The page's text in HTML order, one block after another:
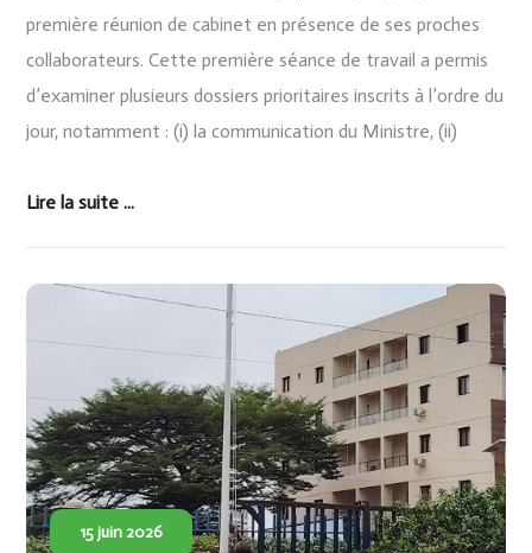
première réunion de cabinet en présence de ses proches
collaborateurs. Cette première séance de travail a permis
d’examiner plusieurs dossiers prioritaires inscrits à l’ordre du
jour, notamment : (i) la communication du Ministre, (ii)
Lire la suite ...
15 juin 2026